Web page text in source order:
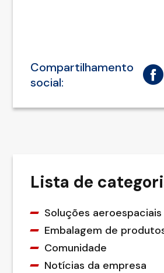
Compartilhamento
social:
Lista de
Soluções aeroespaciais
Embalagem de
Comunidade
Notícias da empresa